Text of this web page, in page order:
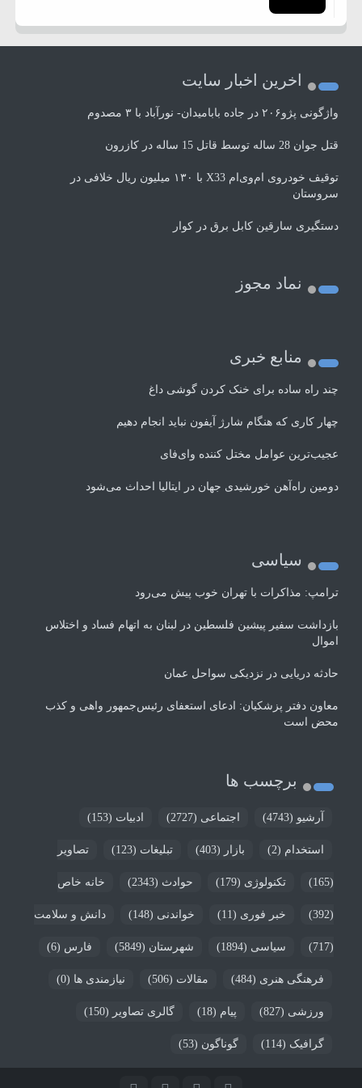
اخرین اخبار سایت
واژگونی پژو۲۰۶ در جاده بابامیدان- نورآباد با ۳ مصدوم
قتل جوان 28 ساله توسط قاتل 15 ساله در کازرون
توقیف خودروی ام‌وی‌ام X33 با ۱۳۰ میلیون ریال خلافی در
سروستان
دستگیری سارقین کابل برق در کوار
نماد مجوز
منابع خبری
چند راه‌ ساده برای خنک کردن گوشی داغ
چهار کاری که هنگام شارژ آیفون نباید انجام دهیم
عجیب‌ترین عوامل مختل کننده وای‌فای
دومین راه‌آهن خورشیدی جهان در ایتالیا احداث می‌شود
سیاسی
ترامپ: مذاکرات با تهران خوب پیش می‌رود
بازداشت سفیر پیشین فلسطین در لبنان به اتهام فساد و اختلاس
اموال
حادثه دریایی در نزدیکی سواحل عمان
معاون دفتر پزشکیان: ادعای استعفای رئیس‌جمهور واهی و کذب
محض است
برچسب ها
آرشیو (4743) اجتماعی (2727) ادبیات (153)
استخدام (2) بازار (403) تبلیغات (123) تصاویر
(165) تکنولوژی (179) حوادث (2343) خانه خاص
(392) خبر فوری (11) خواندنی (148) دانش و سلامت
(717) سیاسی (1894) شهرستان (5849) فارس (6)
فرهنگی هنری (484) مقالات (506) نیازمندی ها (0)
ورزشی (827) پیام (18) گالری تصاویر (150)
گرافیک (114) گوناگون (53)